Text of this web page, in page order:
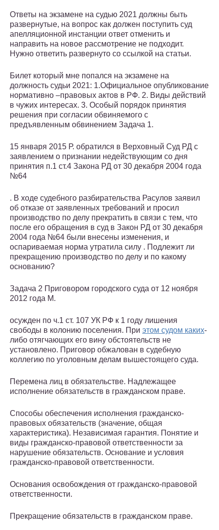
Ответы на экзамене на судью 2021 должны быть
развернутые, на вопрос как должен поступить суд
апелляционной инстанции ответ отменить и
направить на новое рассмотрение не подходит.
Нужно ответить развернуто со ссылкой на статьи.
Билет который мне попался на экзамене на
должность судьи 2021: 1.Официальное опубликование
нормативно –правовых актов в РФ. 2. Виды действий
в чужих интересах. 3. Особый порядок принятия
решения при согласии обвиняемого с
предъявленным обвинением Задача 1.
15 января 2015 Р. обратился в Верховный Суд РД с
заявлением о признании недействующим со дня
принятия п.1 ст.4 Закона РД от 30 декабря 2004 года
№64
. В ходе судебного разбирательства Расулов заявил
об отказе от заявленных требований и просил
производство по делу прекратить в связи с тем, что
после его обращения в суд в Закон РД от 30 декабря
2004 года №64 были внесены изменения, и
оспариваемая норма утратила силу . Подлежит ли
прекращению производство по делу и по какому
основанию?
Задача 2 Приговором городского суда от 12 ноября
2012 года М.
осужден по ч.1 ст. 107 УК РФ к 1 году лишения
свободы в колонию поселения. При этом судом каких-
либо отягчающих его вину обстоятельств не
установлено. Приговор обжалован в судебную
коллегию по уголовным делам вышестоящего суда.
Перемена лиц в обязательстве. Надлежащее
исполнение обязательств в гражданском праве.
Способы обеспечения исполнения гражданско-
правовых обязательств (значение, общая
характеристика). Независимая гарантия. Понятие и
виды гражданско-правовой ответственности за
нарушение обязательств. Основание и условия
гражданско-правовой ответственности.
Основания освобождения от гражданско-правовой
ответственности.
Прекращение обязательств в гражданском праве.